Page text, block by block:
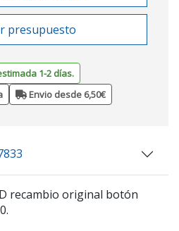
presupuesto
1-2 días.
Envio desde 6,50€
recambio original botón